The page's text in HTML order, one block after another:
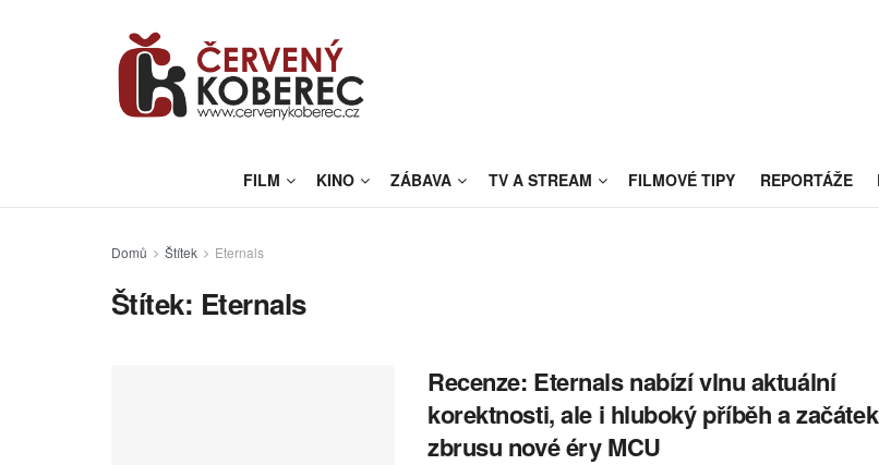
FILM KINO ZÁBAVA TV A STREAM FILMOVÉ TIPY REPORTÁŽE
Domů Štítek Eternals
Štítek: Eternals
Recenze: Eternals nabízí vlnu aktuální
korektnosti, ale i hluboký příběh a začátek
zbrusu nové éry MCU